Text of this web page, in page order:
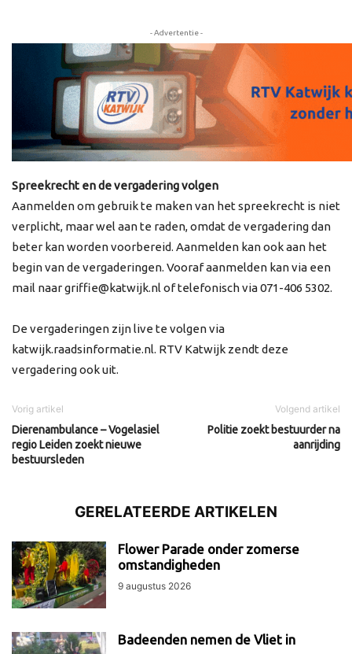
- Advertentie -
Spreekrecht en de vergadering volgen
Aanmelden om gebruik te maken van het spreekrecht is niet
verplicht, maar wel aan te raden, omdat de vergadering dan
beter kan worden voorbereid. Aanmelden kan ook aan het
begin van de vergaderingen. Vooraf aanmelden kan via een
mail naar griffie@katwijk.nl of telefonisch via 071-406 5302.
De vergaderingen zijn live te volgen via
katwijk.raadsinformatie.nl. RTV Katwijk zendt deze
vergadering ook uit.
Vorig artikel
Dierenambulance – Vogelasiel
regio Leiden zoekt nieuwe
bestuursleden
Volgend artikel
Politie zoekt bestuurder na
aanrijding
GERELATEERDE ARTIKELEN
Flower Parade onder zomerse
omstandigheden
9 augustus 2026
Badeenden nemen de Vliet in